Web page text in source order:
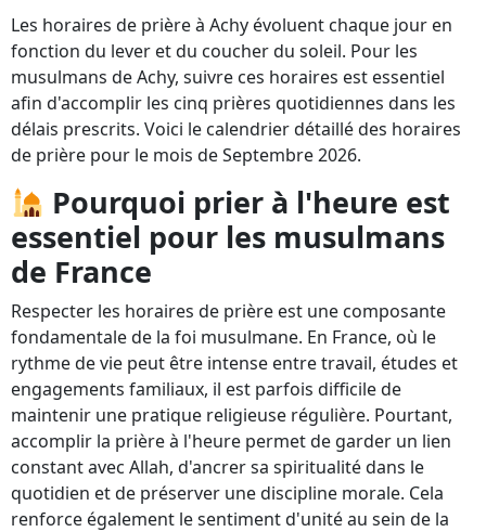
Les horaires de prière à Achy évoluent chaque jour en
fonction du lever et du coucher du soleil. Pour les
musulmans de Achy, suivre ces horaires est essentiel
afin d'accomplir les cinq prières quotidiennes dans les
délais prescrits. Voici le calendrier détaillé des horaires
de prière pour le mois de Septembre 2026.
Pourquoi prier à l'heure est
essentiel pour les musulmans
de France
Respecter les horaires de prière est une composante
fondamentale de la foi musulmane. En France, où le
rythme de vie peut être intense entre travail, études et
engagements familiaux, il est parfois difficile de
maintenir une pratique religieuse régulière. Pourtant,
accomplir la prière à l'heure permet de garder un lien
constant avec Allah, d'ancrer sa spiritualité dans le
quotidien et de préserver une discipline morale. Cela
renforce également le sentiment d'unité au sein de la